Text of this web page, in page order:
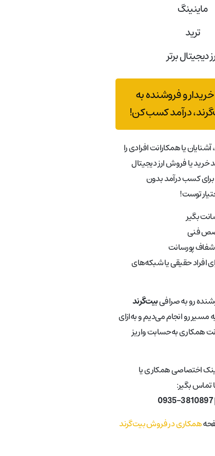
ماینینگ
ترید
دیجیتال برتر
و فروشنده به
درآمد کسب کن!
یا همکارانت افرادی را
یا فروش ارز دیجیتال
کسب درآمد بدون
توست!
بگیر
فنی
پورسانت
افراد حقیقی یا شبکه‌های
رو به صرافیبیت‌گرند
مسیر رو انجام می‌دیم و به‌ازای
همکاری به‌حسابت واریز
اختصاصی همکاری یا
تماس بگیر:
|
0935-3810897
همکاری در فروش بیت‌گرند